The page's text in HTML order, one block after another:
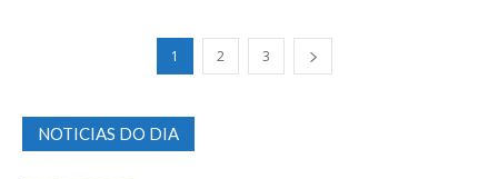
1 2 3
NOTICIAS DO DIA